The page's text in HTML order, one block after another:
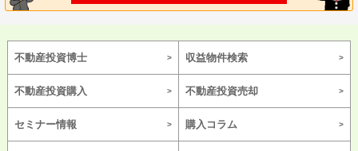
不動産投資博士 収益物件検索
不動産投資購入 不動産投資売却
セミナー情報 購入コラム